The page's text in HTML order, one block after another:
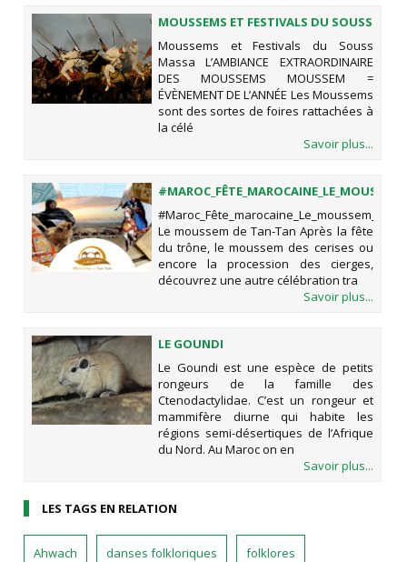
MOUSSEMS ET FESTIVALS DU SOUSS
MASSA
Moussems et Festivals du Souss
Massa L’AMBIANCE EXTRAORDINAIRE
DES MOUSSEMS MOUSSEM =
ÉVÈNEMENT DE L’ANNÉE Les Moussems
sont des sortes de foires rattachées à
la célé
Savoir plus...
Le moussem de Tan-Tan Après la fête
du trône, le moussem des cerises ou
encore la procession des cierges,
découvrez une autre célébration tra
Savoir plus...
LE GOUNDI
Le Goundi est une espèce de petits
rongeurs de la famille des
Ctenodactylidae. C’est un rongeur et
mammifère diurne qui habite les
régions semi-désertiques de l’Afrique
du Nord. Au Maroc on en
Savoir plus...
LES TAGS EN RELATION
Ahwach danses folkloriques folklores